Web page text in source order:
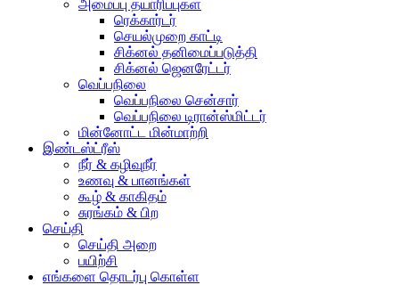
அமைப்பு தயாரிப்புகள்
ரெக்கார்டர்
செயல்முறை காட்டி
சிக்னல் தனிமைப்படுத்தி
சிக்னல் ஜெனரேட்டர்
வெப்பநிலை
வெப்பநிலை சென்சார்
வெப்பநிலை டிரான்ஸ்மிட்டர்
மின்னோட்ட மின்மாற்றி
இண்டஸ்ட்ரீஸ்
நீர் & கழிவுநீர்
உணவு & பானங்கள்
கூழ் & காகிதம்
சுரங்கம் & பிற
செய்தி
செய்தி அறை
பயிற்சி
எங்களை தொடர்பு கொள்ள